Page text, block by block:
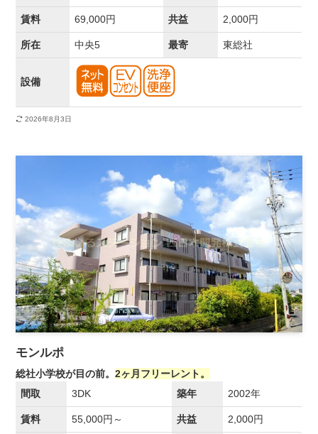
賃料 69,000円 共益 2,000円
所在 中央5 最寄 東総社
設備
2026年8月3日
モンルポ
総社小学校が目の前。2ヶ月フリーレント。
間取
3DK 築年 2002年
賃料 55,000円～ 共益 2,000円